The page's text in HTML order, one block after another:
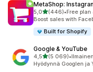
MetaShop:
5,0/ 5 tähteä
(446)
446 arvostelua
•Free
Boost sales with
Built for Shopify
Google & YouTube
4,5/ 5 tähteä
(5 069)
5069 arvostelua
•
Hyödynnä Googlen ja